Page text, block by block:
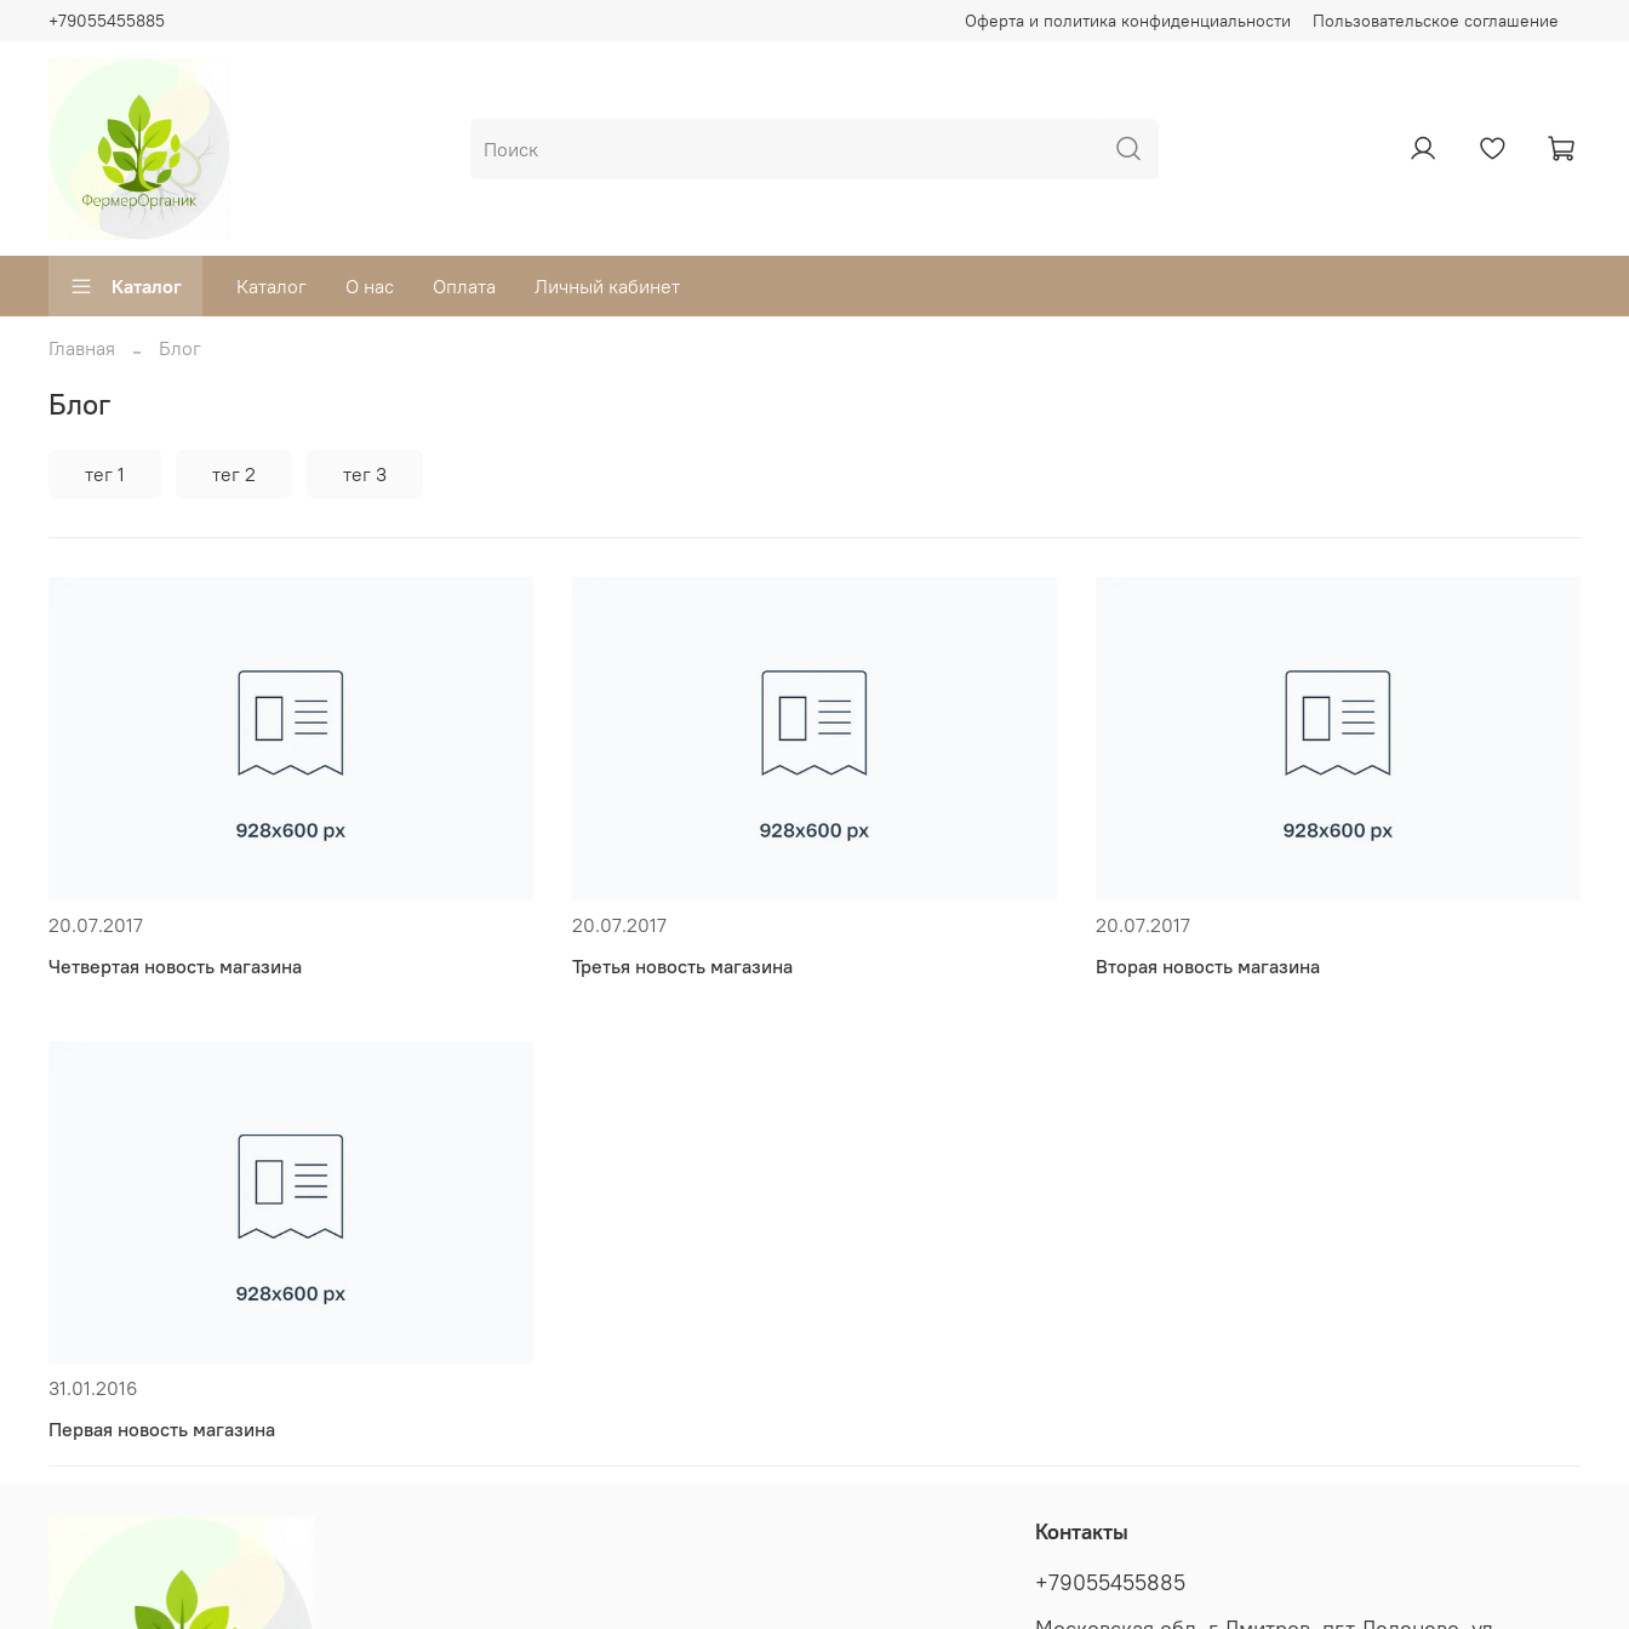
Оферта и политика конфиденциальности Пользовательское соглашение
+79055455885
Каталог Каталог О нас Оплата Личный кабинет
Главная Блог
Блог
тег 1 тег 2 тег 3
20.07.2017
Четвертая новость магазина
20.07.2017
Третья новость магазина
20.07.2017
Вторая новость магазина
31.01.2016
Первая новость магазина
Контакты
+79055455885